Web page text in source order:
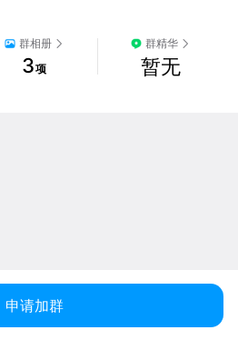
群相册
3项
群精华
暂无
申请加群